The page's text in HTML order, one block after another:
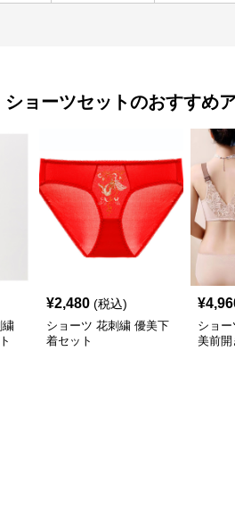
ショーツセットのおすすめ
繍
¥2,480 (税込)
ショーツ 花刺繍 優美下
着セット
¥
ショ
美前開